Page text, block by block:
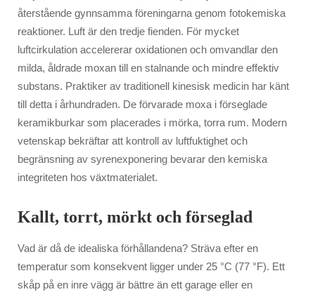
återstående gynnsamma föreningarna genom fotokemiska
reaktioner. Luft är den tredje fienden. För mycket
luftcirkulation accelererar oxidationen och omvandlar den
milda, åldrade moxan till en stalnande och mindre effektiv
substans. Praktiker av traditionell kinesisk medicin har känt
till detta i århundraden. De förvarade moxa i förseglade
keramikburkar som placerades i mörka, torra rum. Modern
vetenskap bekräftar att kontroll av luftfuktighet och
begränsning av syrenexponering bevarar den kemiska
integriteten hos växtmaterialet.
Kallt, torrt, mörkt och förseglad
Vad är då de idealiska förhållandena? Sträva efter en
temperatur som konsekvent ligger under 25 °C (77 °F). Ett
skåp på en inre vägg är bättre än ett garage eller en